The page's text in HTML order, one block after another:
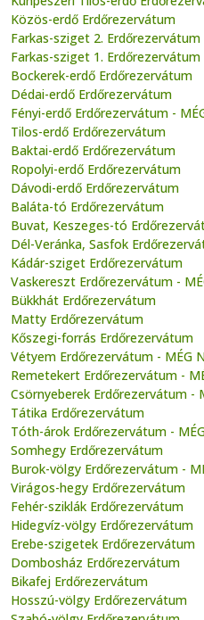
Közös-erdő Erdőrezervátum
Farkas-sziget 2. Erdőrezervátum
Farkas-sziget 1. Erdőrezervátum
Bockerek-erdő Erdőrezervátum
Dédai-erdő Erdőrezervátum
Fényi-erdő Erdőrezervátum -
Tilos-erdő Erdőrezervátum
Baktai-erdő Erdőrezervátum
Ropolyi-erdő Erdőrezervátum
Dávodi-erdő Erdőrezervátum
Baláta-tó Erdőrezervátum
Buvat, Keszeges-tó
Dél-Veránka, Sasfok
Kádár-sziget Erdőrezervátum
Vaskereszt Erdőrezervátum -
Bükkhát Erdőrezervátum
Matty Erdőrezervátum
Kőszegi-forrás Erdőrezervátum
Vétyem Erdőrezervátum - MÉG
Remetekert Erdőrezervátum -
Csörnyeberek Erdőrezervátum -
Tátika Erdőrezervátum
Tóth-árok Erdőrezervátum -
Somhegy Erdőrezervátum
Burok-völgy Erdőrezervátum -
Virágos-hegy Erdőrezervátum
Fehér-sziklák Erdőrezervátum
Hidegvíz-völgy Erdőrezervátum
Erebe-szigetek Erdőrezervátum
Dombosház Erdőrezervátum
Bikafej Erdőrezervátum
Hosszú-völgy Erdőrezervátum